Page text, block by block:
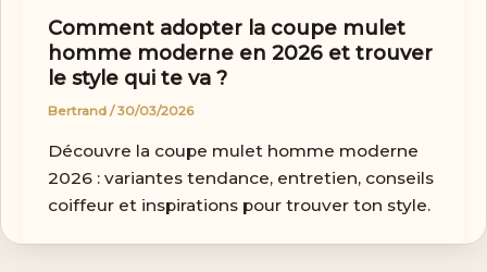
Comment adopter la coupe mulet
homme moderne en 2026 et trouver
le style qui te va ?
Bertrand/30/03/2026
Découvre la coupe mulet homme moderne
2026 : variantes tendance, entretien, conseils
coiffeur et inspirations pour trouver ton style.